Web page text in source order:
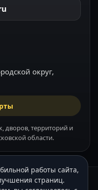
округ,
дворов, территорий и
области.
характер и ни при
работы сайта,
страниц.